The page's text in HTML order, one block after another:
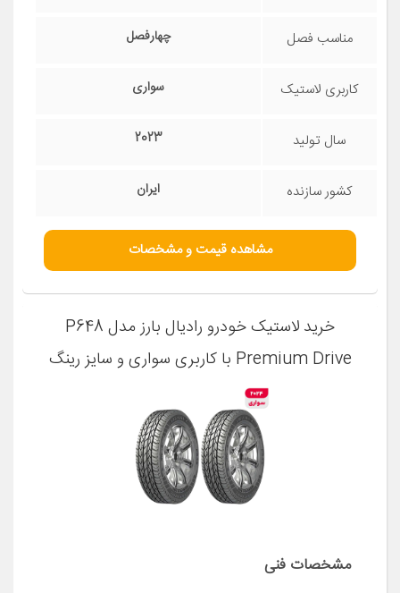
مناسب فصل
کاربری لاستیک
سال تولید
کشور سازنده
چهارفصل
سواری
2023
ایران
مشاهده قیمت و مشخصات
خرید لاستیک خودرو رادیال بارز مدل P648
Premium Drive با کاربری سواری و سایز رینگ
(حداکثر سرعت 210 کیلومتر بر ساعت)، ساخت
ایران، دارای تایر تیوبلس، 2 حلقه
مشخصات فنی